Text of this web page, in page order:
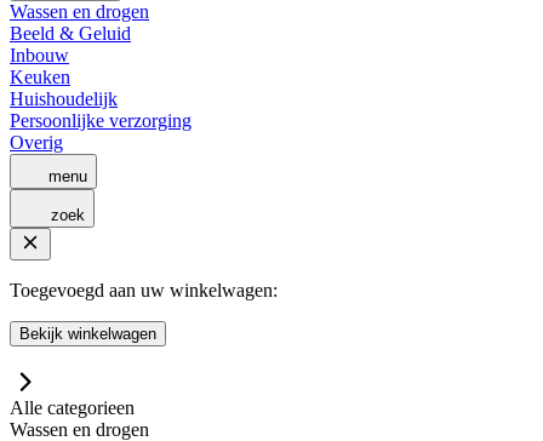
Wassen en drogen
Beeld & Geluid
Inbouw
Keuken
Huishoudelijk
Persoonlijke verzorging
Overig
menu
zoek
Toegevoegd aan uw winkelwagen:
Bekijk winkelwagen
Alle categorieen
Wassen en drogen